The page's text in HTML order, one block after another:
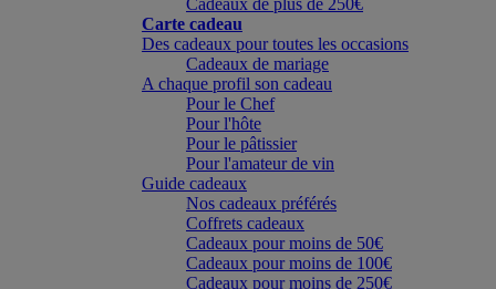
Cadeaux de plus de 250€
Carte cadeau
Des cadeaux pour toutes les occasions
Cadeaux de mariage
A chaque profil son cadeau
Pour le Chef
Pour l'hôte
Pour le pâtissier
Pour l'amateur de vin
Guide cadeaux
Nos cadeaux préférés
Coffrets cadeaux
Cadeaux pour moins de 50€
Cadeaux pour moins de 100€
Cadeaux pour moins de 250€